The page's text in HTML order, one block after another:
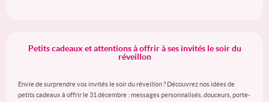
Petits cadeaux et attentions à offrir à ses invités le soir du
réveillon
Envie de surprendre vos invités le soir du réveillon ? Découvrez nos idées de
petits cadeaux à offrir le 31 décembre : messages personnalisés, douceurs, porte-